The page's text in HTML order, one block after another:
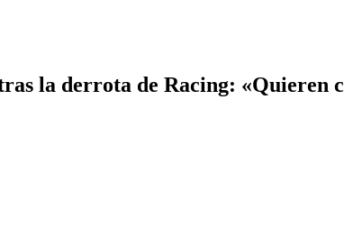
la derrota de Racing: «Quieren